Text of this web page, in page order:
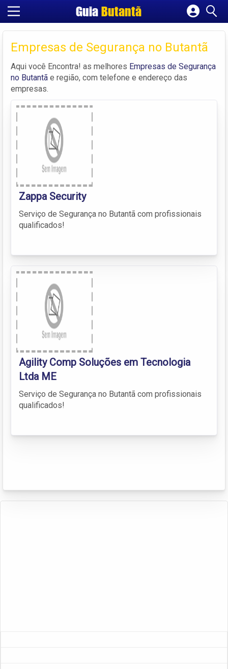
GuiaButantã
Cadastrar empresa
Criar conta
Empresas de Segurança no Butantã
Aqui você Encontra! as melhores Empresas de Segurança
no Butantã e região, com telefone e endereço das
empresas.
Zappa Security
Serviço de Segurança no Butantã com profissionais
qualificados!
Agility Comp Soluções em Tecnologia
Ltda ME
Serviço de Segurança no Butantã com profissionais
qualificados!